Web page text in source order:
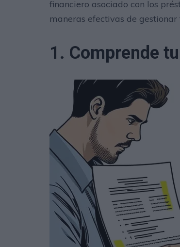
financiero asociado con los
maneras efectivas de
1. Comprende